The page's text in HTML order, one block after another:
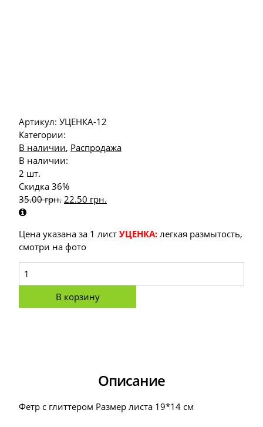
Артикул: УЦЕНКА-12
Категории:
В наличии, Распродажа
В наличии:
2 шт.
Скидка 36%
35.00грн. 22.50 грн.
Цена указана за 1 лист УЦЕНКА: легкая размытость,
смотри на фото
В корзину
Описание
Фетр с глиттером Размер листа 19*14 см